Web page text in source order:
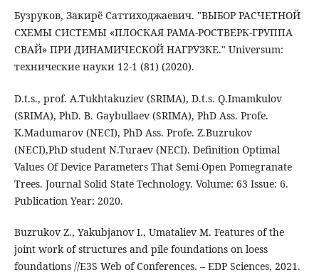
Бузруков, Закирё Саттиходжаевич. "ВЫБОР РАСЧЕТНОЙ
СХЕМЫ СИСТЕМЫ «ПЛОСКАЯ РАМА-РОСТВЕРК-ГРУППА
СВАЙ» ПРИ ДИНАМИЧЕСКОЙ НАГРУЗКЕ." Universum:
технические науки 12-1 (81) (2020).
D.t.s., рrof. A.Tukhtakuziev (SRIMA), D.t.s. Q.Imamkulov
(SRIMA), PhD. B. Gaybullaev (SRIMA), PhD Ass. Profe.
K.Madumarov (NECI), PhD Ass. Profe. Z.Buzrukov
(NECI),PhD student N.Turaev (NECI). Definition Optimal
Values Of Device Parameters That Semi-Open Pomegranate
Trees. Journal Solid State Technology. Volume: 63 Issue: 6.
Publication Year: 2020.
Buzrukov Z., Yakubjanov I., Umataliev M. Features of the
joint work of structures and pile foundations on loess
foundations //E3S Web of Conferences. – EDP Sciences, 2021.